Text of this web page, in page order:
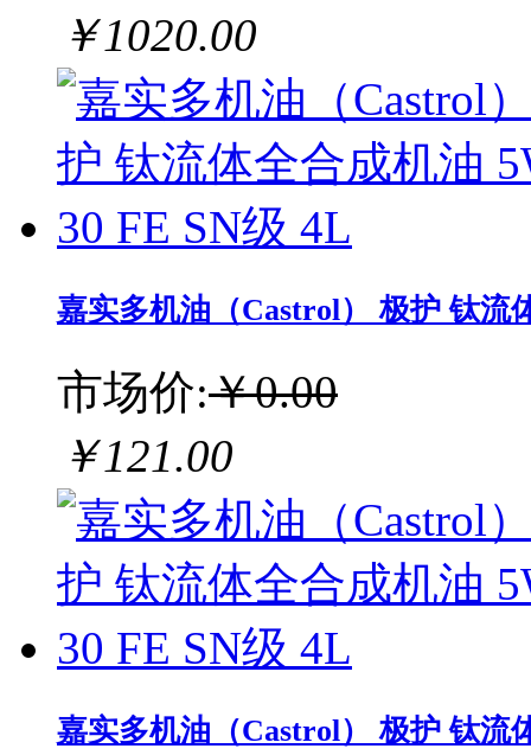
￥1020.00
嘉实多机油（Castrol） 极护 钛流
市场价:￥0.00
￥121.00
嘉实多机油（Castrol） 极护 钛流